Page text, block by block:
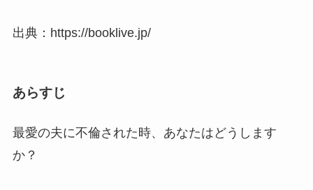
出典：https://booklive.jp/
あらすじ
最愛の夫に不倫された時、あなたはどうします
か？